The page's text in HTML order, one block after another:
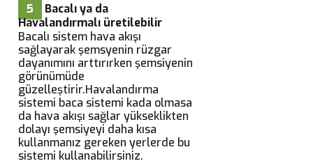
5
Bacalı ya da
Havalandırmalı üretilebilir
Bacalı sistem hava akışı
sağlayarak şemsyenin rüzgar
dayanımını arttırırken şemsiyenin
görünümüde
güzelleştirir.Havalandırma
sistemi baca sistemi kada olmasa
da hava akışı sağlar yükseklikten
dolayı şemsiyeyi daha kısa
kullanmanız gereken yerlerde bu
sistemi kullanabilirsiniz.